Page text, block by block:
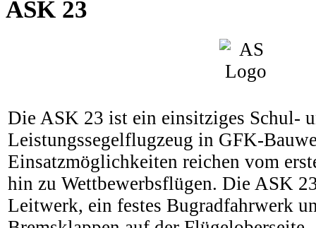
ASK 23
Die ASK 23 ist ein einsitziges Schul-
Leistungssegelflugzeug in GFK-
Einsatzmöglichkeiten reichen vom
hin zu Wettbewerbsflügen. Die ASK
Leitwerk, ein festes Bugradfahrwerk